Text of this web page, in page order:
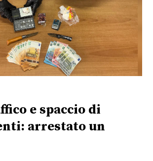
e spaccio di
arrestato un